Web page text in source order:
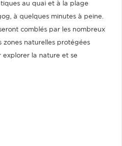
au quai et à la plage
à quelques minutes à peine.
comblés par les nombreux
zones naturelles protégées
la nature et se